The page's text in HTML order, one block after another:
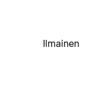
Ilmainen